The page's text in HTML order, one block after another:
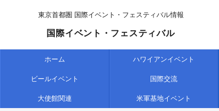
東京首都圏 国際イベント・フェスティバル情報
国際イベント・フェスティバル
ホーム ハワイアンイベント
ビールイベント 国際交流
大使館関連 米軍基地イベント